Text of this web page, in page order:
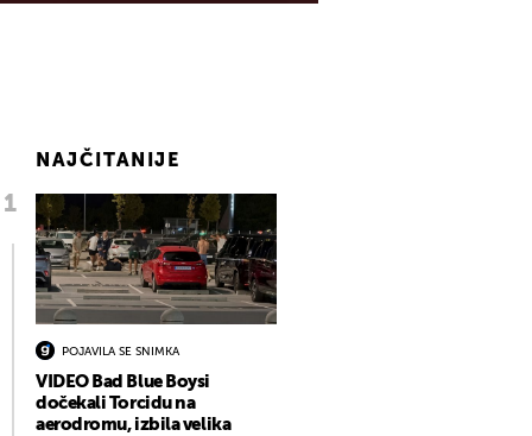
NAJČITANIJE
POJAVILA SE SNIMKA
VIDEO Bad Blue Boysi
dočekali Torcidu na
aerodromu, izbila velika